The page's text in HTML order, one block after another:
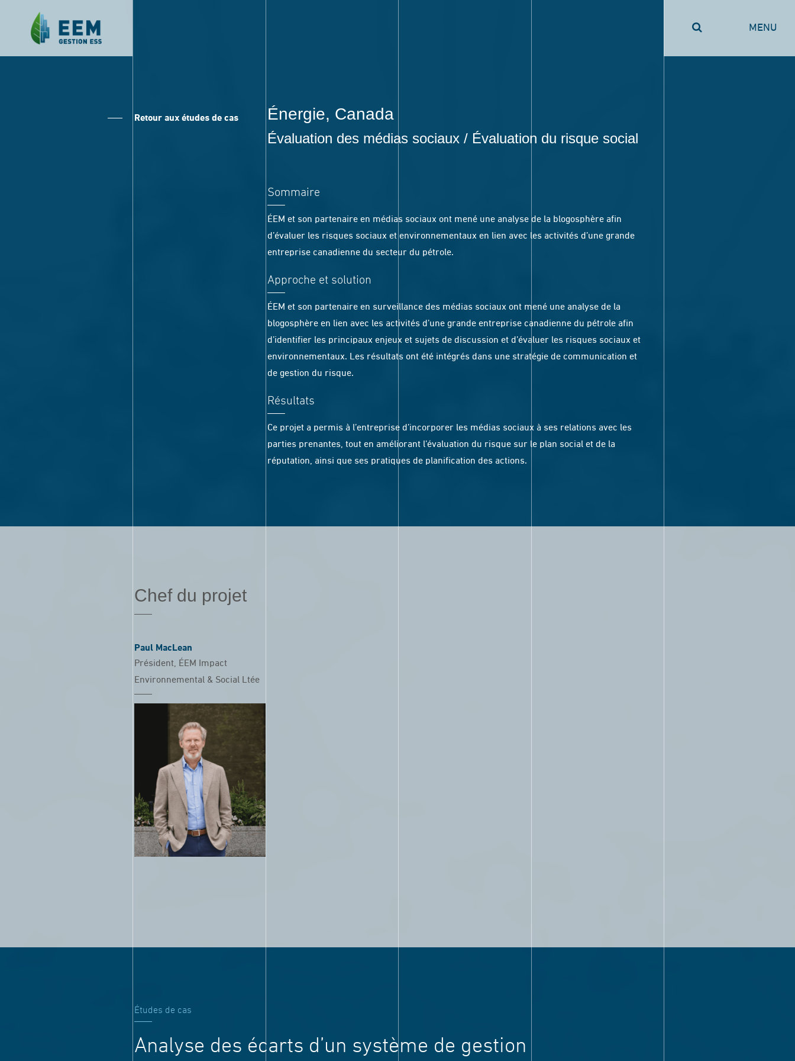
MENU
Retour aux études de cas Énergie, Canada
Évaluation des médias sociaux / Évaluation du risque social
Sommaire
ÉEM et son partenaire en médias sociaux ont mené une analyse de la blogosphère afin
d’évaluer les risques sociaux et environnementaux en lien avec les activités d’une grande
entreprise canadienne du secteur du pétrole.
Approche et solution
ÉEM et son partenaire en surveillance des médias sociaux ont mené une analyse de la
blogosphère en lien avec les activités d’une grande entreprise canadienne du pétrole afin
d’identifier les principaux enjeux et sujets de discussion et d’évaluer les risques sociaux et
environnementaux. Les résultats ont été intégrés dans une stratégie de communication et
de gestion du risque.
Résultats
Ce projet a permis à l’entreprise d’incorporer les médias sociaux à ses relations avec les
parties prenantes, tout en améliorant l’évaluation du risque sur le plan social et de la
réputation, ainsi que ses pratiques de planification des actions.
Chef du projet
Paul MacLean
Président, ÉEM Impact
Environnemental & Social Ltée
Études de cas
Analyse des écarts d’un système de gestion